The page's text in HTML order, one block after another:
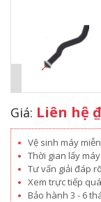
Giá: Liên hệ ₫
Vệ sinh máy
Thời gian lấy
Tư vấn giải đáp
Xem trực tiếp
Bảo hành 3 - 6